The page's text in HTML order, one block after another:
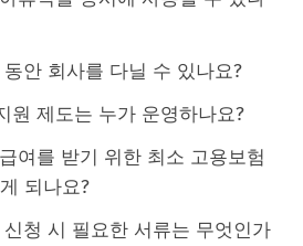
안 회사를 다닐 수 있나요?
원 제도는 누가 운영하나요?
여를 받기 위한 최소 고용보험
되나요?
청 시 필요한 서류는 무엇인가